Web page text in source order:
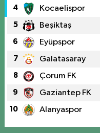
4 Kocaelispor
5 Beşiktaş
6 Eyüpspor
7 Galatasaray
8 Çorum FK
9 Gaziantep FK
10 Alanyaspor